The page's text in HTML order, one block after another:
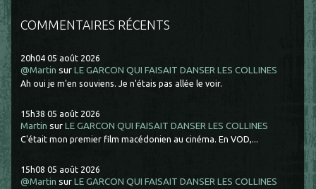
COMMENTAIRES RÉCENTS
20h04 05 août 2026
@Martin surLE GARCON QUI FAISAIT DANSER LES COLLINES
Ah oui je m'en souviens. Je n'étais pas allée le voir.
15h38 05 août 2026
Martin surLE GARCON QUI FAISAIT DANSER LES COLLINES
C'était mon premier film macédonien au cinéma. En VOD,...
15h08 05 août 2026
@Martin surLE GARCON QUI FAISAIT DANSER LES COLLINES